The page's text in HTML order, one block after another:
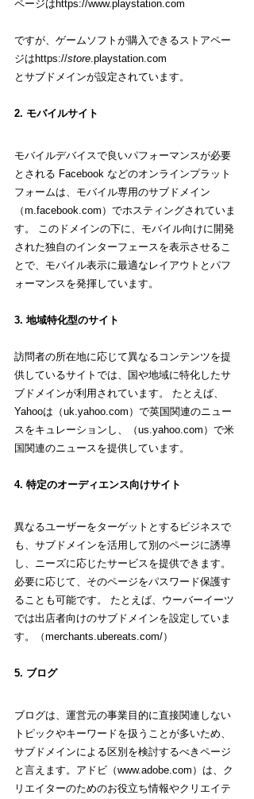
ページはhttps://www.playstation.com
ですが、ゲームソフトが購入できるストアペー
ジはhttps://store.playstation.com
とサブドメインが設定されています。
2. モバイルサイト
モバイルデバイスで良いパフォーマンスが必要
とされる Facebook などのオンラインプラット
フォームは、モバイル専用のサブドメイン
（m.facebook.com）でホスティングされていま
す。 このドメインの下に、モバイル向けに開発
された独自のインターフェースを表示させるこ
とで、モバイル表示に最適なレイアウトとパフ
ォーマンスを発揮しています。
3. 地域特化型のサイト
訪問者の所在地に応じて異なるコンテンツを提
供しているサイトでは、国や地域に特化したサ
ブドメインが利用されています。 たとえば、
Yahooは（uk.yahoo.com）で英国関連のニュー
スをキュレーションし、（us.yahoo.com）で米
国関連のニュースを提供しています。
4. 特定のオーディエンス向けサイト
異なるユーザーをターゲットとするビジネスで
も、サブドメインを活用して別のページに誘導
し、ニーズに応じたサービスを提供できます。
必要に応じて、そのページをパスワード保護す
ることも可能です。 たとえば、ウーバーイーツ
では出店者向けのサブドメインを設定していま
す。（merchants.ubereats.com/）
5. ブログ
ブログは、運営元の事業目的に直接関連しない
トピックやキーワードを扱うことが多いため、
サブドメインによる区別を検討するべきページ
と言えます。アドビ（www.adobe.com）は、ク
リエイターのためのお役立ち情報やクリエイテ